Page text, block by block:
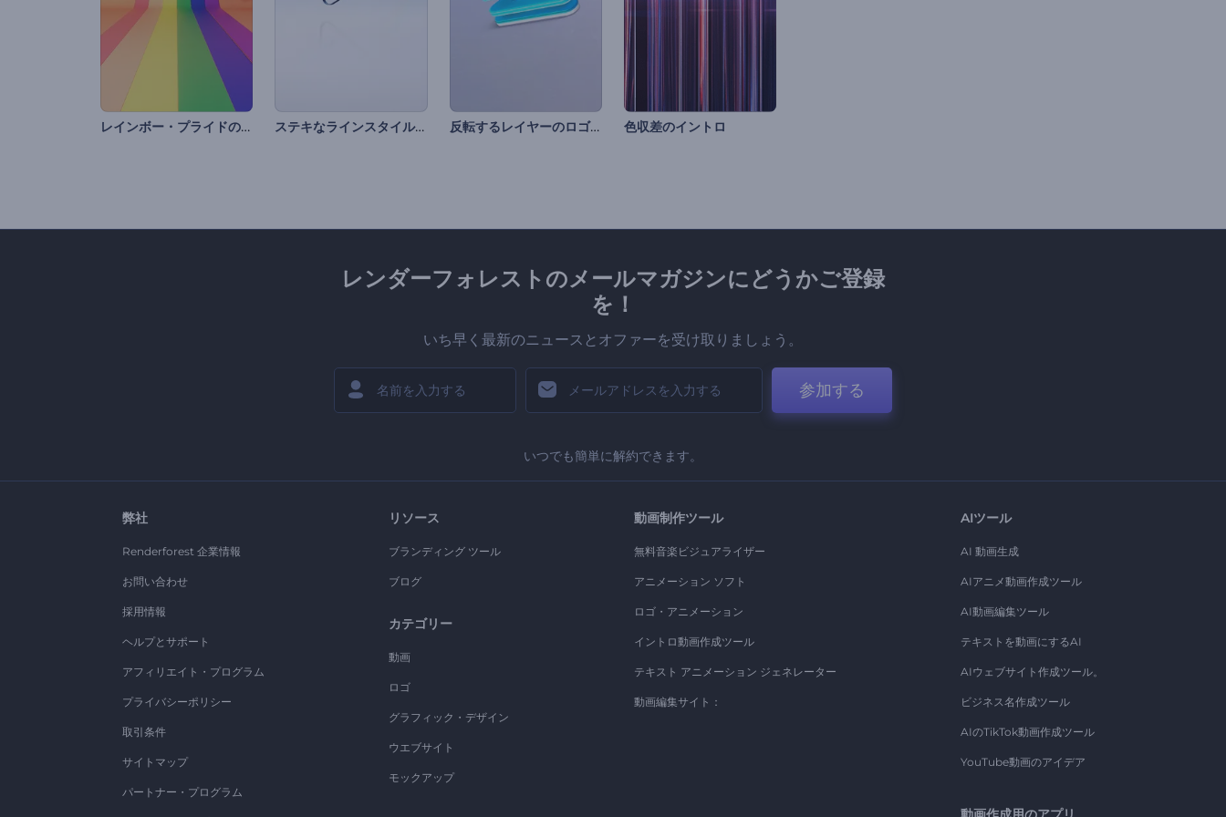
レインボー・プライドのイントロ動画 ステキなラインスタイルのロゴ動画 反転するレイヤーのロゴ動画 色収差のイントロ
レンダーフォレストのメールマガジンにどうかご登録
を！
いち早く最新のニュースとオファーを受け取りましょう。
参加する
いつでも簡単に解約できます。
弊社
Renderforest 企業情報
お問い合わせ
採用情報
ヘルプとサポート
アフィリエイト・プログラム
プライバシーポリシー
取引条件
サイトマップ
パートナー・プログラム
リソース
ブランディング ツール
ブログ
カテゴリー
動画
ロゴ
グラフィック・デザイン
ウエブサイト
モックアップ
動画制作ツール
無料音楽ビジュアライザー
アニメーション ソフト
ロゴ・アニメーション
イントロ動画作成ツール
テキスト アニメーション ジェネレーター
動画編集サイト：
AIツール
AI 動画生成
AIアニメ動画作成ツール
AI動画編集ツール
テキストを動画にするAI
AIウェブサイト作成ツール。
ビジネス名作成ツール
AIのTikTok動画作成ツール
YouTube動画のアイデア